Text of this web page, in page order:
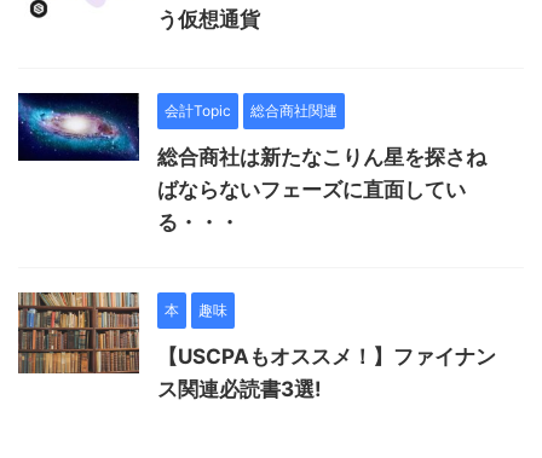
う仮想通貨
会計Topic 総合商社関連
総合商社は新たなこりん星を探さね
ばならないフェーズに直面してい
る・・・
本 趣味
【USCPAもオススメ！】ファイナン
ス関連必読書3選!